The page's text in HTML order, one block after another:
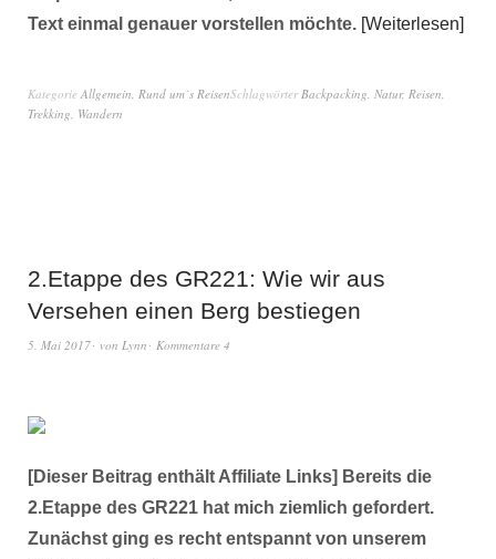
Text einmal genauer vorstellen möchte. Weiterlesen
Kategorie Allgemein, Rund um´s ReisenSchlagwörterBackpacking, Natur, Reisen,
Trekking, Wandern
2.Etappe des GR221: Wie wir aus
Versehen einen Berg bestiegen
5. Mai 2017 von Lynn Kommentare 4
[Dieser Beitrag enthält Affiliate Links] Bereits die
2.Etappe des GR221 hat mich ziemlich gefordert.
Zunächst ging es recht entspannt von unserem